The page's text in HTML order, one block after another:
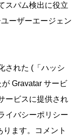
スパム検出に役立
ーザーエージェン
された (「ハッシ
Gravatar サービ
ービスに提供され
イバシーポリシー
ります。コメント